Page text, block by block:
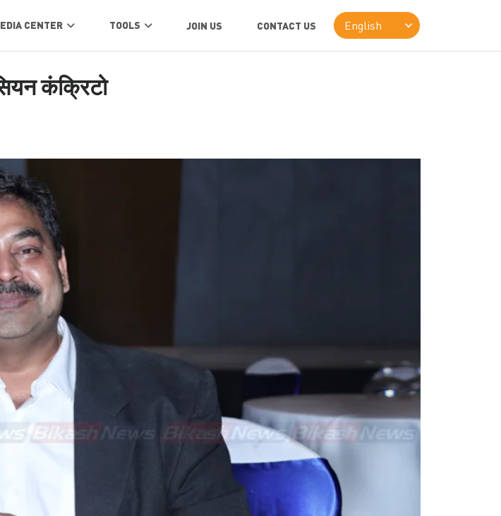
CENTER TOOLS JOIN US CONTACT US
कंक्रिटो